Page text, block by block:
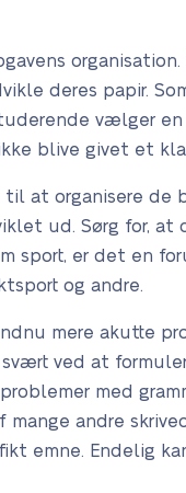
deres papir.
vælger en
blive givet et
at organisere de
ud. Sørg for, at
sport, er det en
og andre.
mere akutte
ved at
med
andre
Endelig